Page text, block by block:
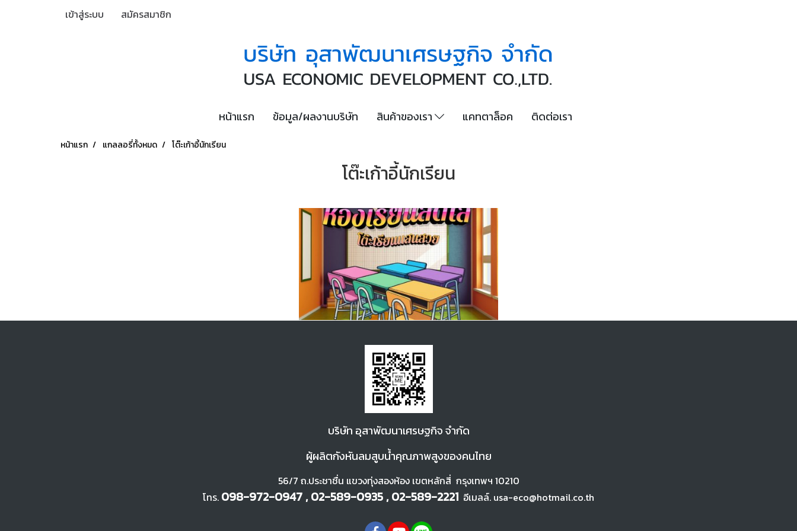
เข้าสู่ระบบ สมัครสมาชิก
หน้าแรก ข้อมูล/ผลงานบริษัท สินค้าของเรา แคทตาล็อค ติดต่อเรา
หน้าแรก แกลลอรี่ทั้งหมด โต๊ะเก้าอี้นักเรียน
โต๊ะเก้าอี้นักเรียน
บริษัท อุสาพัฒนาเศรษฐกิจ จำกัด
ผู้ผลิตกังหันลมสูบน้ำคุณภาพสูงของคนไทย
56/7 ถ.ประชาชื่น แขวงทุ่งสองห้อง เขตหลักสี่ กรุงเทพฯ 10210
โทร. 098-972-0947 , 02-589-0935 , 02-589-2221 อีเมลล์. usa-eco@hotmail.co.th